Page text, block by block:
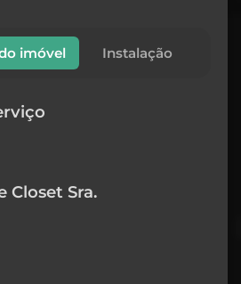
imóvel Instalação
Closet Sra.